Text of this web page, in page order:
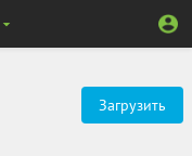
Загрузить